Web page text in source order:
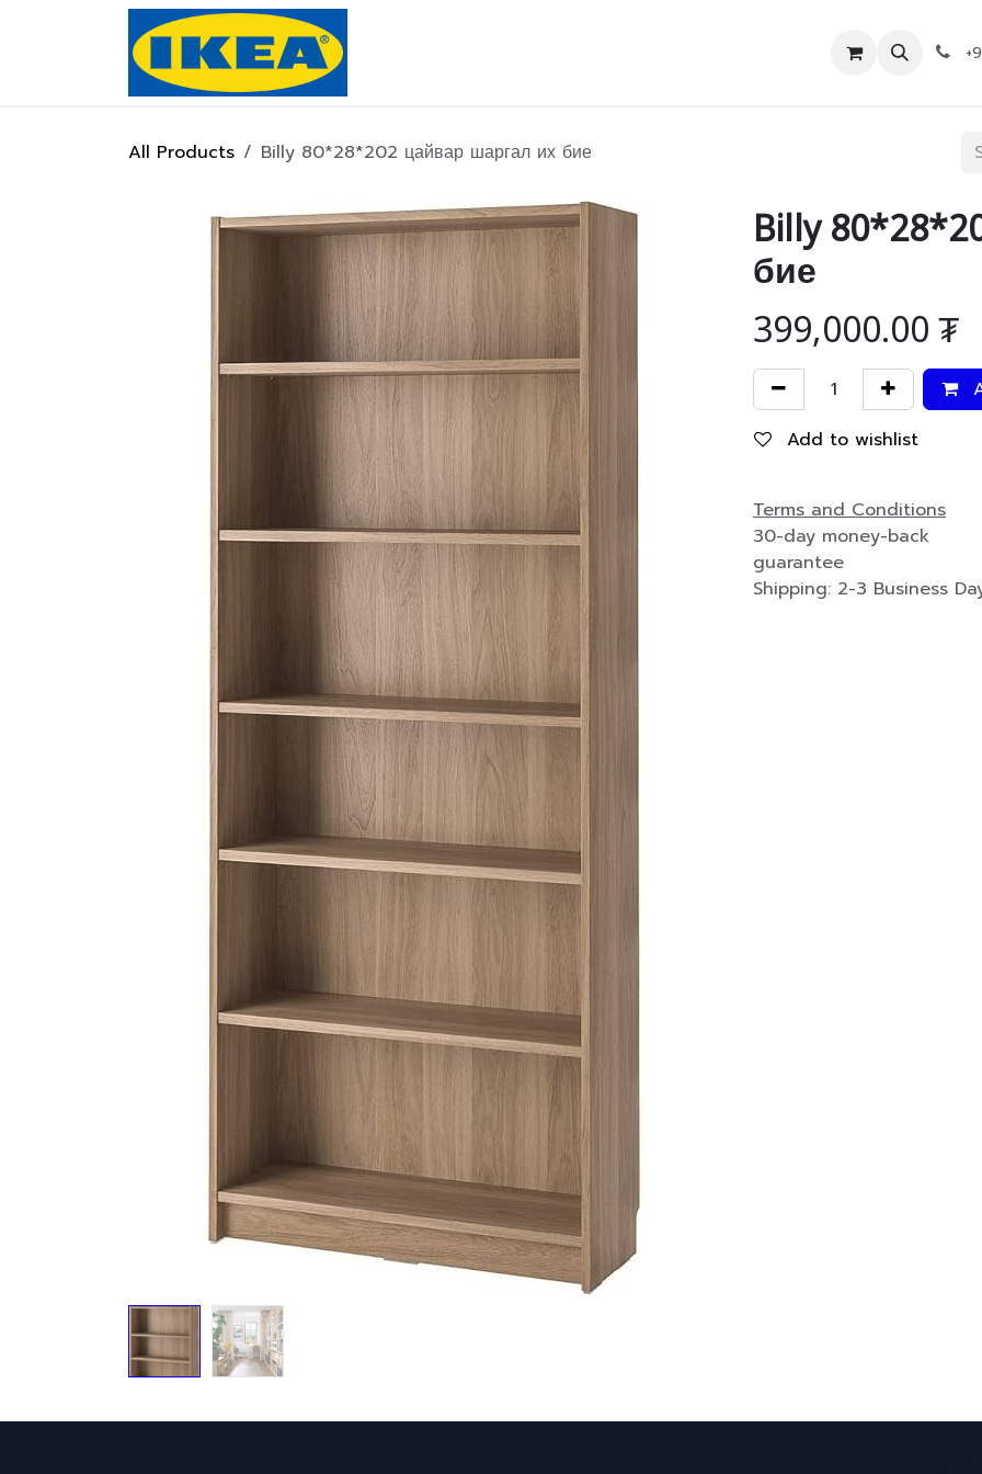
Skip to Content
All Products Billy 80*28*202 цайвар шаргал их бие
Billy
бие
399,000.00₮
Add to wishlist
Terms and Conditions
30-day money-back
guarantee
Shipping: 2-3 Business